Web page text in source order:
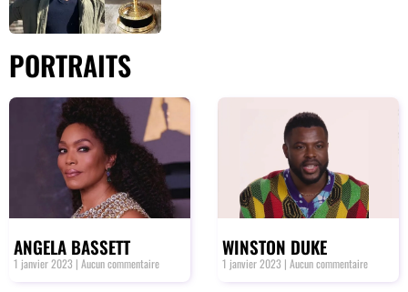
PORTRAITS
ANGELA BASSETT
1 janvier 2023 Aucun commentaire
WINSTON DUKE
1 janvier 2023 Aucun commentaire